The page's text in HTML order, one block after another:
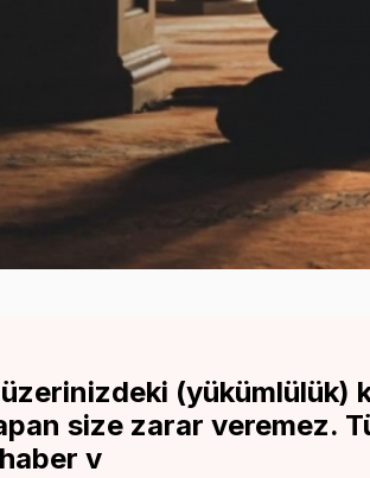
size zarar veremez.
haber v